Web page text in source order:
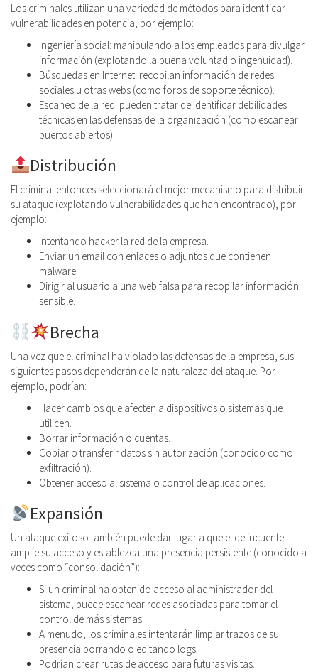
Los criminales utilizan una variedad de métodos para identificar
vulnerabilidades en potencia, por ejemplo:
Ingeniería social: manipulando a los empleados para divulgar
información (explotando la buena voluntad o ingenuidad).
Búsquedas en Internet: recopilan información de redes
sociales u otras webs (como foros de soporte técnico).
Escaneo de la red: pueden tratar de identificar debilidades
técnicas en las defensas de la organización (como escanear
puertos abiertos).
Distribución
El criminal entonces seleccionará el mejor mecanismo para distribuir
su ataque (explotando vulnerabilidades que han encontrado), por
ejemplo:
Intentando hacker la red de la empresa.
Enviar un email con enlaces o adjuntos que contienen
malware.
Dirigir al usuario a una web falsa para recopilar información
sensible.
Brecha
Una vez que el criminal ha violado las defensas de la empresa, sus
siguientes pasos dependerán de la naturaleza del ataque. Por
ejemplo, podrían:
Hacer cambios que afecten a dispositivos o sistemas que
utilicen.
Borrar información o cuentas.
Copiar o transferir datos sin autorización (conocido como
exfiltración).
Obtener acceso al sistema o control de aplicaciones.
Expansión
Un ataque exitoso también puede dar lugar a que el delincuente
amplíe su acceso y establezca una presencia persistente (conocido a
veces como “consolidación”):
Si un criminal ha obtenido acceso al administrador del
sistema, puede escanear redes asociadas para tomar el
control de más sistemas.
A menudo, los criminales intentarán limpiar trazos de su
presencia borrando o editando logs.
Podrían crear rutas de acceso para futuras visitas.